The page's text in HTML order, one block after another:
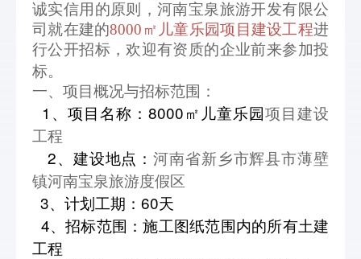
诚实信用的原则，河南宝泉旅游开发有限公
司就在建的8000 ㎡儿童乐园项目建设工程进
行公开招标，欢迎有资质的企业前来参加投
标。
一、 项目概况与招标范围：
1 、项目名称：8000㎡儿童乐园项目建设
工程
2、建设地点：河南省新乡市辉县市薄壁
镇河南宝泉旅游度假区
3、计划工期：60天
4、招标范围：施工图纸范围内的所有土建
工程